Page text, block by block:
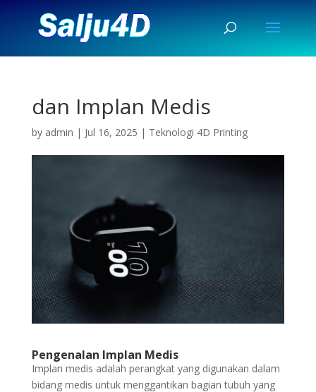
dan Implan Medis
by admin | Jul 16, 2025 | Teknologi 4D Printing
Pengenalan Implan Medis
Implan medis adalah perangkat yang digunakan dalam
bidang medis untuk menggantikan bagian tubuh yang